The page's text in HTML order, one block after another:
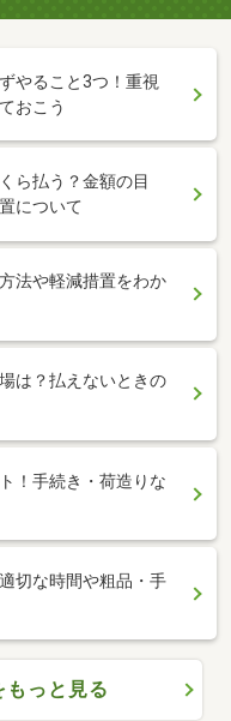
やること3つ！重視
おこう
ら払う？金額の目
について
法や軽減措置をわか
は？払えないときの
！手続き・荷造りな
切な時間や粗品・手
もっと見る